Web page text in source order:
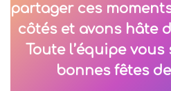
partager ces
côtés et avons hâte
Toute l’équipe
bonnes fêtes